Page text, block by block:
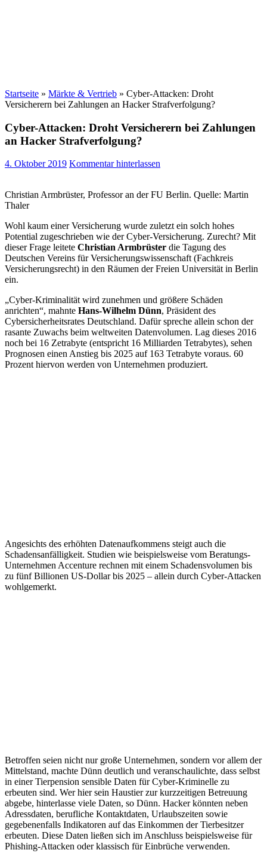
Startseite » Märkte & Vertrieb » Cyber-Attacken: Droht
Versicherern bei Zahlungen an Hacker Strafverfolgung?
Cyber-Attacken: Droht Versicherern bei Zahlungen
an Hacker Strafverfolgung?
4. Oktober 2019 Kommentar hinterlassen
Christian Armbrüster, Professor an der FU Berlin. Quelle: Martin
Thaler
Wohl kaum einer Versicherung wurde zuletzt ein solch hohes
Potential zugeschrieben wie der Cyber-Versicherung. Zurecht? Mit
dieser Frage leitete Christian Armbrüster die Tagung des
Deutschen Vereins für Versicherungswissenschaft (Fachkreis
Versicherungsrecht) in den Räumen der Freien Universität in Berlin
ein.
„Cyber-Kriminalität wird zunehmen und größere Schäden
anrichten“, mahnte Hans-Wilhelm Dünn, Präsident des
Cybersicherheitsrates Deutschland. Dafür spreche allein schon der
rasante Zuwachs beim weltweiten Datenvolumen. Lag dieses 2016
noch bei 16 Zetrabyte (entspricht 16 Milliarden Tetrabytes), sehen
Prognosen einen Anstieg bis 2025 auf 163 Tetrabyte voraus. 60
Prozent hiervon werden von Unternehmen produziert.
Angesichts des erhöhten Datenaufkommens steigt auch die
Schadensanfälligkeit. Studien wie beispielsweise vom Beratungs-
Unternehmen Accenture rechnen mit einem Schadensvolumen bis
zu fünf Billionen US-Dollar bis 2025 – allein durch Cyber-Attacken
wohlgemerkt.
Betroffen seien nicht nur große Unternehmen, sondern vor allem der
Mittelstand, machte Dünn deutlich und veranschaulichte, dass selbst
in einer Tierpension sensible Daten für Cyber-Kriminelle zu
erbeuten sind. Wer hier sein Haustier zur kurzzeitigen Betreuung
abgebe, hinterlasse viele Daten, so Dünn. Hacker könnten neben
Adressdaten, berufliche Kontaktdaten, Urlaubszeiten sowie
gegebenenfalls Indikatoren auf das Einkommen der Tierbesitzer
erbeuten. Diese Daten ließen sich im Anschluss beispielsweise für
Phishing-Attacken oder klassisch für Einbrüche verwenden.